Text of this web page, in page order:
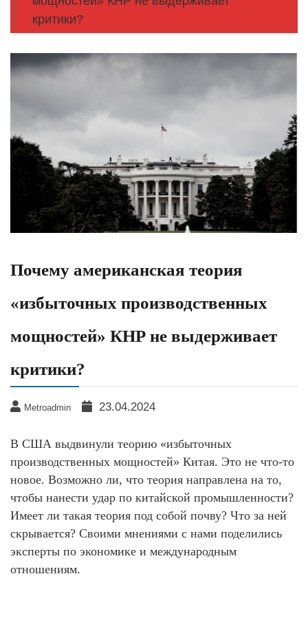
критики?
Почему американская теория
«избыточных производственных
мощностей» КНР не выдерживает
критики?
Metroadmin 23.04.2024
В США выдвинули теорию «избыточных
производственных мощностей» Китая. Это не что-то
новое. Возможно ли, что теория направлена на то,
чтобы нанести удар по китайской промышленности?
Имеет ли такая теория под собой почву? Что за ней
скрывается? Своими мнениями с нами поделились
эксперты по экономике и международным
отношениям.